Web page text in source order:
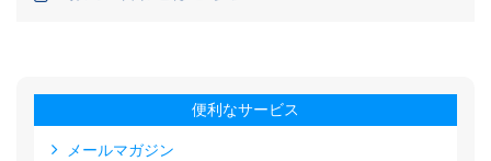
便利なサービス
メールマガジン